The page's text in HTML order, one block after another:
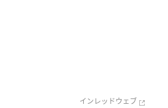
インレッドウェブ